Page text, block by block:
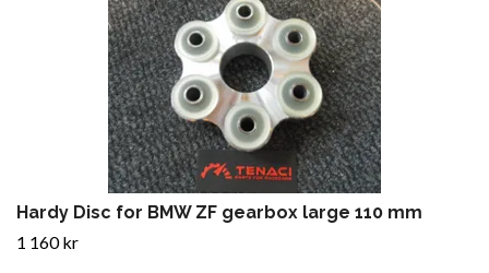
Hardy Disc for BMW ZF gearbox large 110 mm
1 160 kr